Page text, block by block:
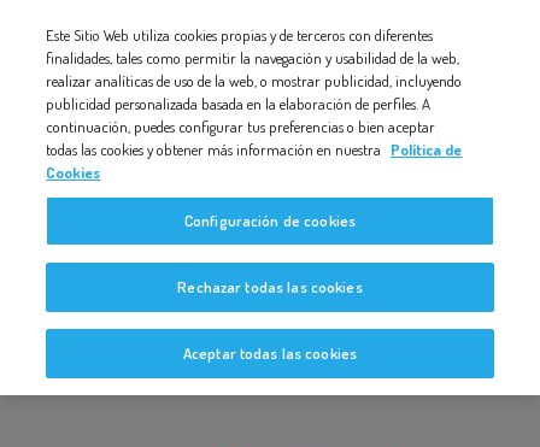
accesibilidad.
01-¿POR QUÉ LOS PERRITOS MUEVEN EL RABO CUANDO
ESTÁN CONTENTOS?
01-¿Por qué los perritos mueven
el rabo cuando están contentos?
Este Sitio Web utiliza cookies propias y de terceros con diferentes
finalidades, tales como permitir la navegación y usabilidad de la web,
realizar analíticas de uso de la web, o mostrar publicidad, incluyendo
publicidad personalizada basada en la elaboración de perfiles. A
continuación, puedes configurar tus preferencias o bien aceptar
todas las cookies y obtener más información en nuestra
Política de
Cookies
Configuración de cookies
Rechazar todas las cookies
Aceptar todas las cookies